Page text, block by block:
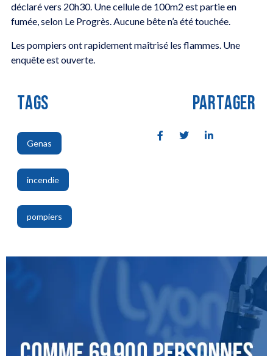
déclaré vers 20h30. Une cellule de 100m2 est partie en
fumée, selon Le Progrès. Aucune bête n’a été touchée.
Les pompiers ont rapidement maîtrisé les flammes. Une
enquête est ouverte.
TAGS
Genas
,
incendie
,
pompiers
PARTAGER